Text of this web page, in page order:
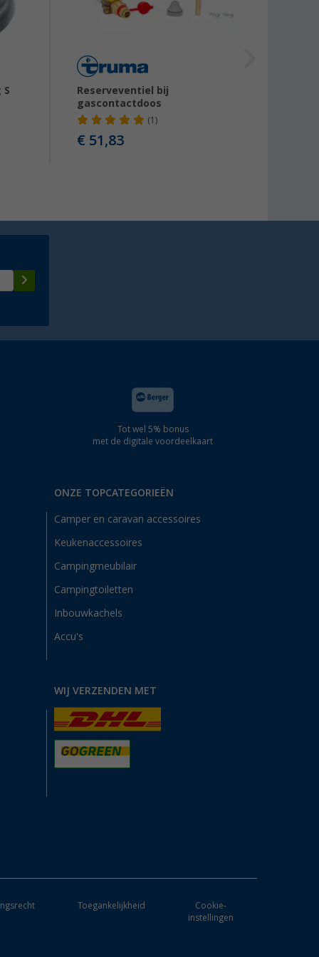
Reserveventiel bij
gascontactdoos
(1)
€ 51,83
Tot wel 5% bonus
met de digitale voordeelkaart
ONZE TOPCATEGORIEËN
Camper en caravan accessoires
Keukenaccessoires
Campingmeubilair
Campingtoiletten
Inbouwkachels
Accu's
WIJ VERZENDEN MET
Toegankelijkheid
Cookie-
instellingen